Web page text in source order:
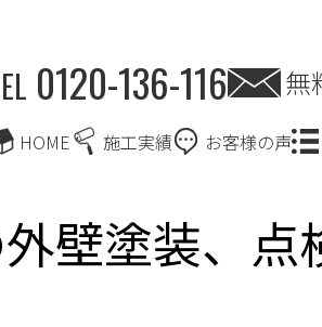
0120-136-116 無
HOME 施工実績 お客様の声
壁塗装、